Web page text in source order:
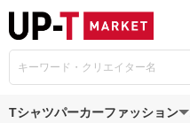
Tシャツパーカーファッション